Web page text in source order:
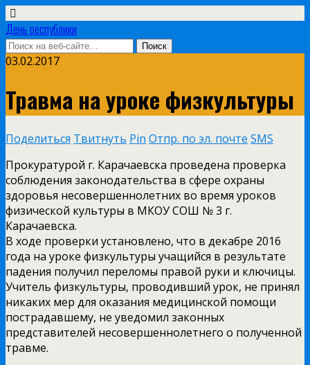
День республики
03.02.2017
Травма на уроке физкультуры
Поделиться Твитнуть Pin Отпр. по эл. почте SMS
Прокуратурой г. Карачаевска проведена проверка
соблюдения законодательства в сфере охраны
здоровья несовершеннолетних во время уроков
физической культуры в МКОУ СОШ № 3 г.
Карачаевска.
В ходе проверки установлено, что в декабре 2016
года на уроке физкультуры учащийся в результате
падения получил переломы правой руки и ключицы.
Учитель физкультуры, проводивший урок, не принял
никаких мер для оказания медицинской помощи
пострадавшему, не уведомил законных
представителей несовершеннолетнего о полученной
травме.